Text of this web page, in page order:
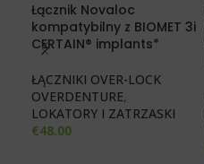
Łącznik Novaloc
kompatybilny z BIOMET 3i
CERTAIN® implants*
ŁĄCZNIKI OVER-LOCK
OVERDENTURE,
LOKATORY I ZATRZASKI
€48.00